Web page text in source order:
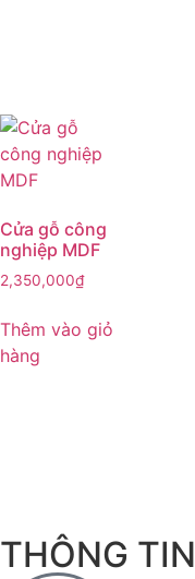
Cửa gỗ công
nghiệp MDF
2,350,000₫
Thêm vào giỏ
hàng
THÔNG